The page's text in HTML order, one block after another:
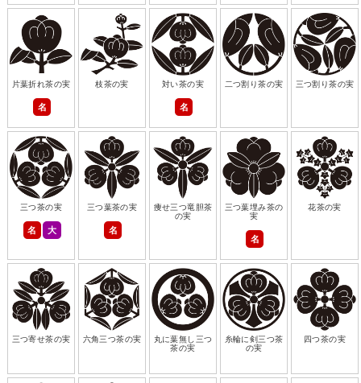
片葉折れ茶の実
名
枝茶の実 対い茶の実
名
二つ割り茶の実 三つ割り茶の実
三つ茶の実
名 大
三つ葉茶の実
名
痩せ三つ竜胆茶
の実
三つ葉埋み茶の
実
名
花茶の実
三つ寄せ茶の実 六角三つ茶の実
丸に葉無し三つ
茶の実
糸輪に剣三つ茶
の実
四つ茶の実